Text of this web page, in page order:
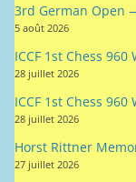
3rd German Open
5 août 2026
ICCF 1st Chess
28 juillet 2026
ICCF 1st Chess
28 juillet 2026
Horst Rittner
27 juillet 2026